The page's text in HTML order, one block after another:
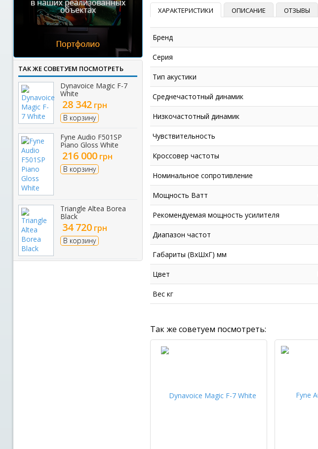
ТАК ЖЕ СОВЕТУЕМ ПОСМОТРЕТЬ
Dynavoice Magic F-7
White
28 342грн
В корзину
Fyne Audio F501SP
Piano Gloss White
216 000грн
В корзину
Triangle Altea Borea
Black
34 720грн
В корзину
ХАРАКТЕРИСТИКИ ОПИСАНИЕ ОТЗЫВЫ
Бренд
Серия
Тип акустики
Среднечастотный динамик
Низкочастотный динамик
Чувствительность
Кроссовер частоты
Номинальное сопротивление
Мощность Ватт
Рекомендуемая мощность усилителя
Диапазон частот
Габариты (ВхШхГ) мм
Цвет
Вес кг
Так же советуем посмотреть: